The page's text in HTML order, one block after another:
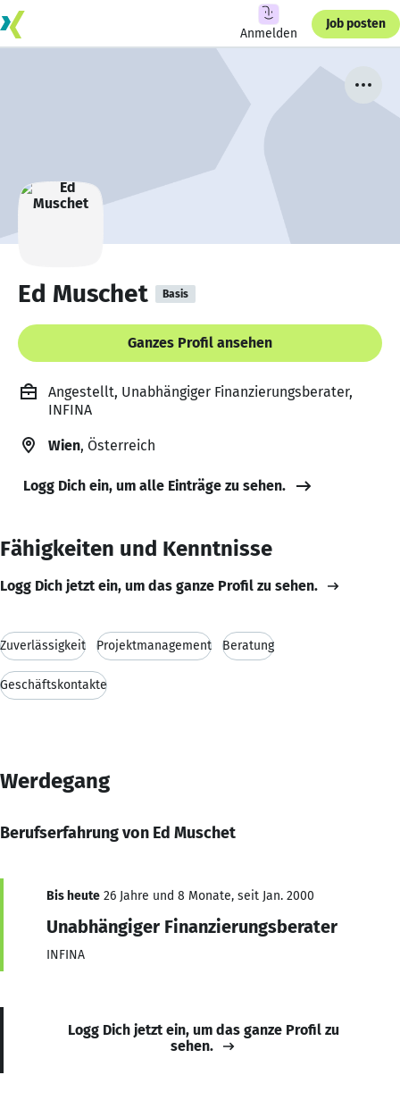
Anmelden
Job posten
Ed Muschet Basis
Ganzes Profil ansehen
Angestellt, Unabhängiger Finanzierungsberater,
INFINA
Wien, Österreich
Logg Dich ein, um alle Einträge zu sehen.
Fähigkeiten und Kenntnisse
Logg Dich jetzt ein, um das ganze Profil zu sehen.
Zuverlässigkeit Projektmanagement Beratung
Geschäftskontakte
Werdegang
Berufserfahrung von Ed Muschet
Bis heute 26 Jahre und 8 Monate, seit Jan. 2000
Unabhängiger Finanzierungsberater
INFINA
Logg Dich jetzt ein, um das ganze Profil zu
sehen.